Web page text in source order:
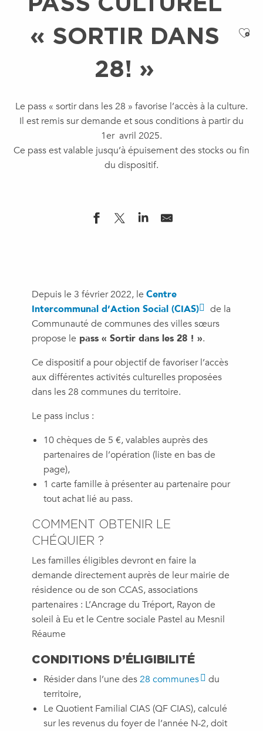
« SORTIR DANS
28! »
Le pass « sortir dans les 28 » favorise l’accès à la culture.
Il est remis sur demande et sous conditions à partir du
1er avril 2025.
Ce pass est valable jusqu’à épuisement des stocks ou fin
du dispositif.
Depuis le 3 février 2022, le Centre
Intercommunal d’Action Social (CIAS)
de la
Communauté de communes des villes sœurs
propose le pass « Sortir dans les 28 ! ».
Ce dispositif a pour objectif de favoriser l’accès
aux différentes activités culturelles proposées
dans les 28 communes du territoire.
Le pass inclus :
10 chèques de 5 €, valables auprès des
partenaires de l’opération (liste en bas de
page),
1 carte famille à présenter au partenaire pour
tout achat lié au pass.
COMMENT OBTENIR LE
CHÉQUIER ?
Les familles éligibles devront en faire la
demande directement auprès de leur mairie de
résidence ou de son CCAS, associations
partenaires : L’Ancrage du Tréport, Rayon de
soleil à Eu et le Centre sociale Pastel au Mesnil
Réaume
CONDITIONS D’ÉLIGIBILITÉ
Résider dans l’une des28 communes
du
territoire,
Le Quotient Familial CIAS (QF CIAS), calculé
sur les revenus du foyer de l’année N-2, doit